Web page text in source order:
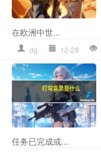
在欧洲中世...
dg 12-28
任务已完成或...